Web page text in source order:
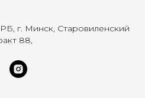
г. Минск, Старовиленский
88,